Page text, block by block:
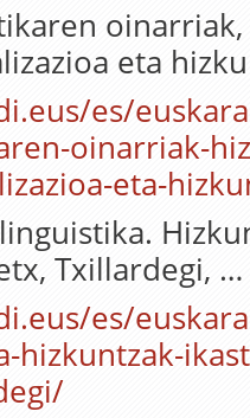
eta
es/
oinarriak-
eta-
Txillardegi, …
es/
hizkuntzak-